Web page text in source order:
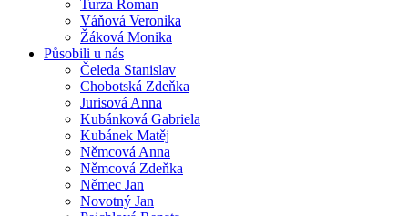
Turza Roman
Váňová Veronika
Žáková Monika
Působili u nás
Čeleda Stanislav
Chobotská Zdeňka
Jurisová Anna
Kubánková Gabriela
Kubánek Matěj
Němcová Anna
Němcová Zdeňka
Němec Jan
Novotný Jan